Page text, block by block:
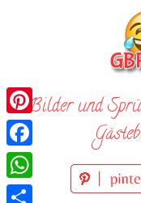
Bilder und
Pinterest
Facebook
WhatsApp